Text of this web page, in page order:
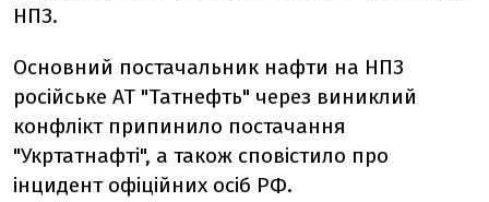
НПЗ.
Основний постачальник нафти на НПЗ
російське АТ "Татнефть" через виниклий
конфлікт припинило постачання
"Укртатнафті", а також сповістило про
інцидент офіційних осіб РФ.